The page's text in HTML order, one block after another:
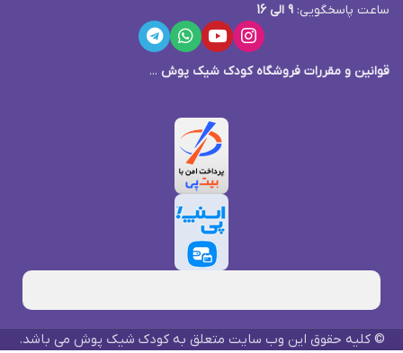
ساعت پاسخگویی: 9 الی 16
قوانین و مقررات فروشگاه کودک شیک پوش ...
© کلیه حقوق این وب سایت متعلق به کودک شیک پوش می باشد.